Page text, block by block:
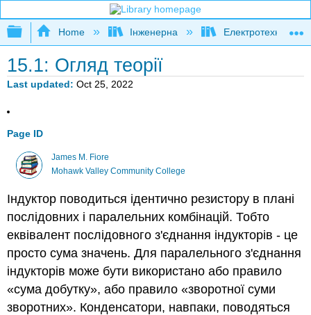
Expand/collapse global hierarchy
Home Інженерна Електротехніка
15.1: Огляд теорії
Last updated Oct 25, 2022
Page ID
James M. Fiore
Mohawk Valley Community College
Індуктор поводиться ідентично резистору в плані
послідовних і паралельних комбінацій. Тобто
еквівалент послідовного з'єднання індукторів - це
просто сума значень. Для паралельного з'єднання
індукторів може бути використано або правило
«сума добутку», або правило «зворотної суми
зворотних». Конденсатори, навпаки, поводяться